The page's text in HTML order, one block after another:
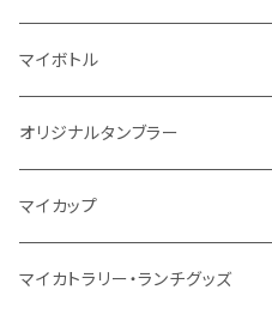
5oz
シーチング
キャンパス
8oz
10oz
デニム・デニムライク
ポリエステル
再生不織布
10oz
12oz
デニム
ポリエステル
不織布
保冷
5oz
コットン
5oz
キャンパス
ポリエステル
不織布
不織布
スウェット
タンブラー
ランチグッズ
ハンカチ
傘
フェアトレードコットン
再生ファブリック
キャンパス
デニム・デニムライク
コットン
オーガニックコットン
再生ファブリック
フェアトレードコットン
マイボトル
ステンレスサーモ
ステンレス
アルミ
オリジナルタンブラー
サーモタンブラー
ステンレス2層タンブラー
マイカップ
サーモ
マイカトラリー・ランチグッズ